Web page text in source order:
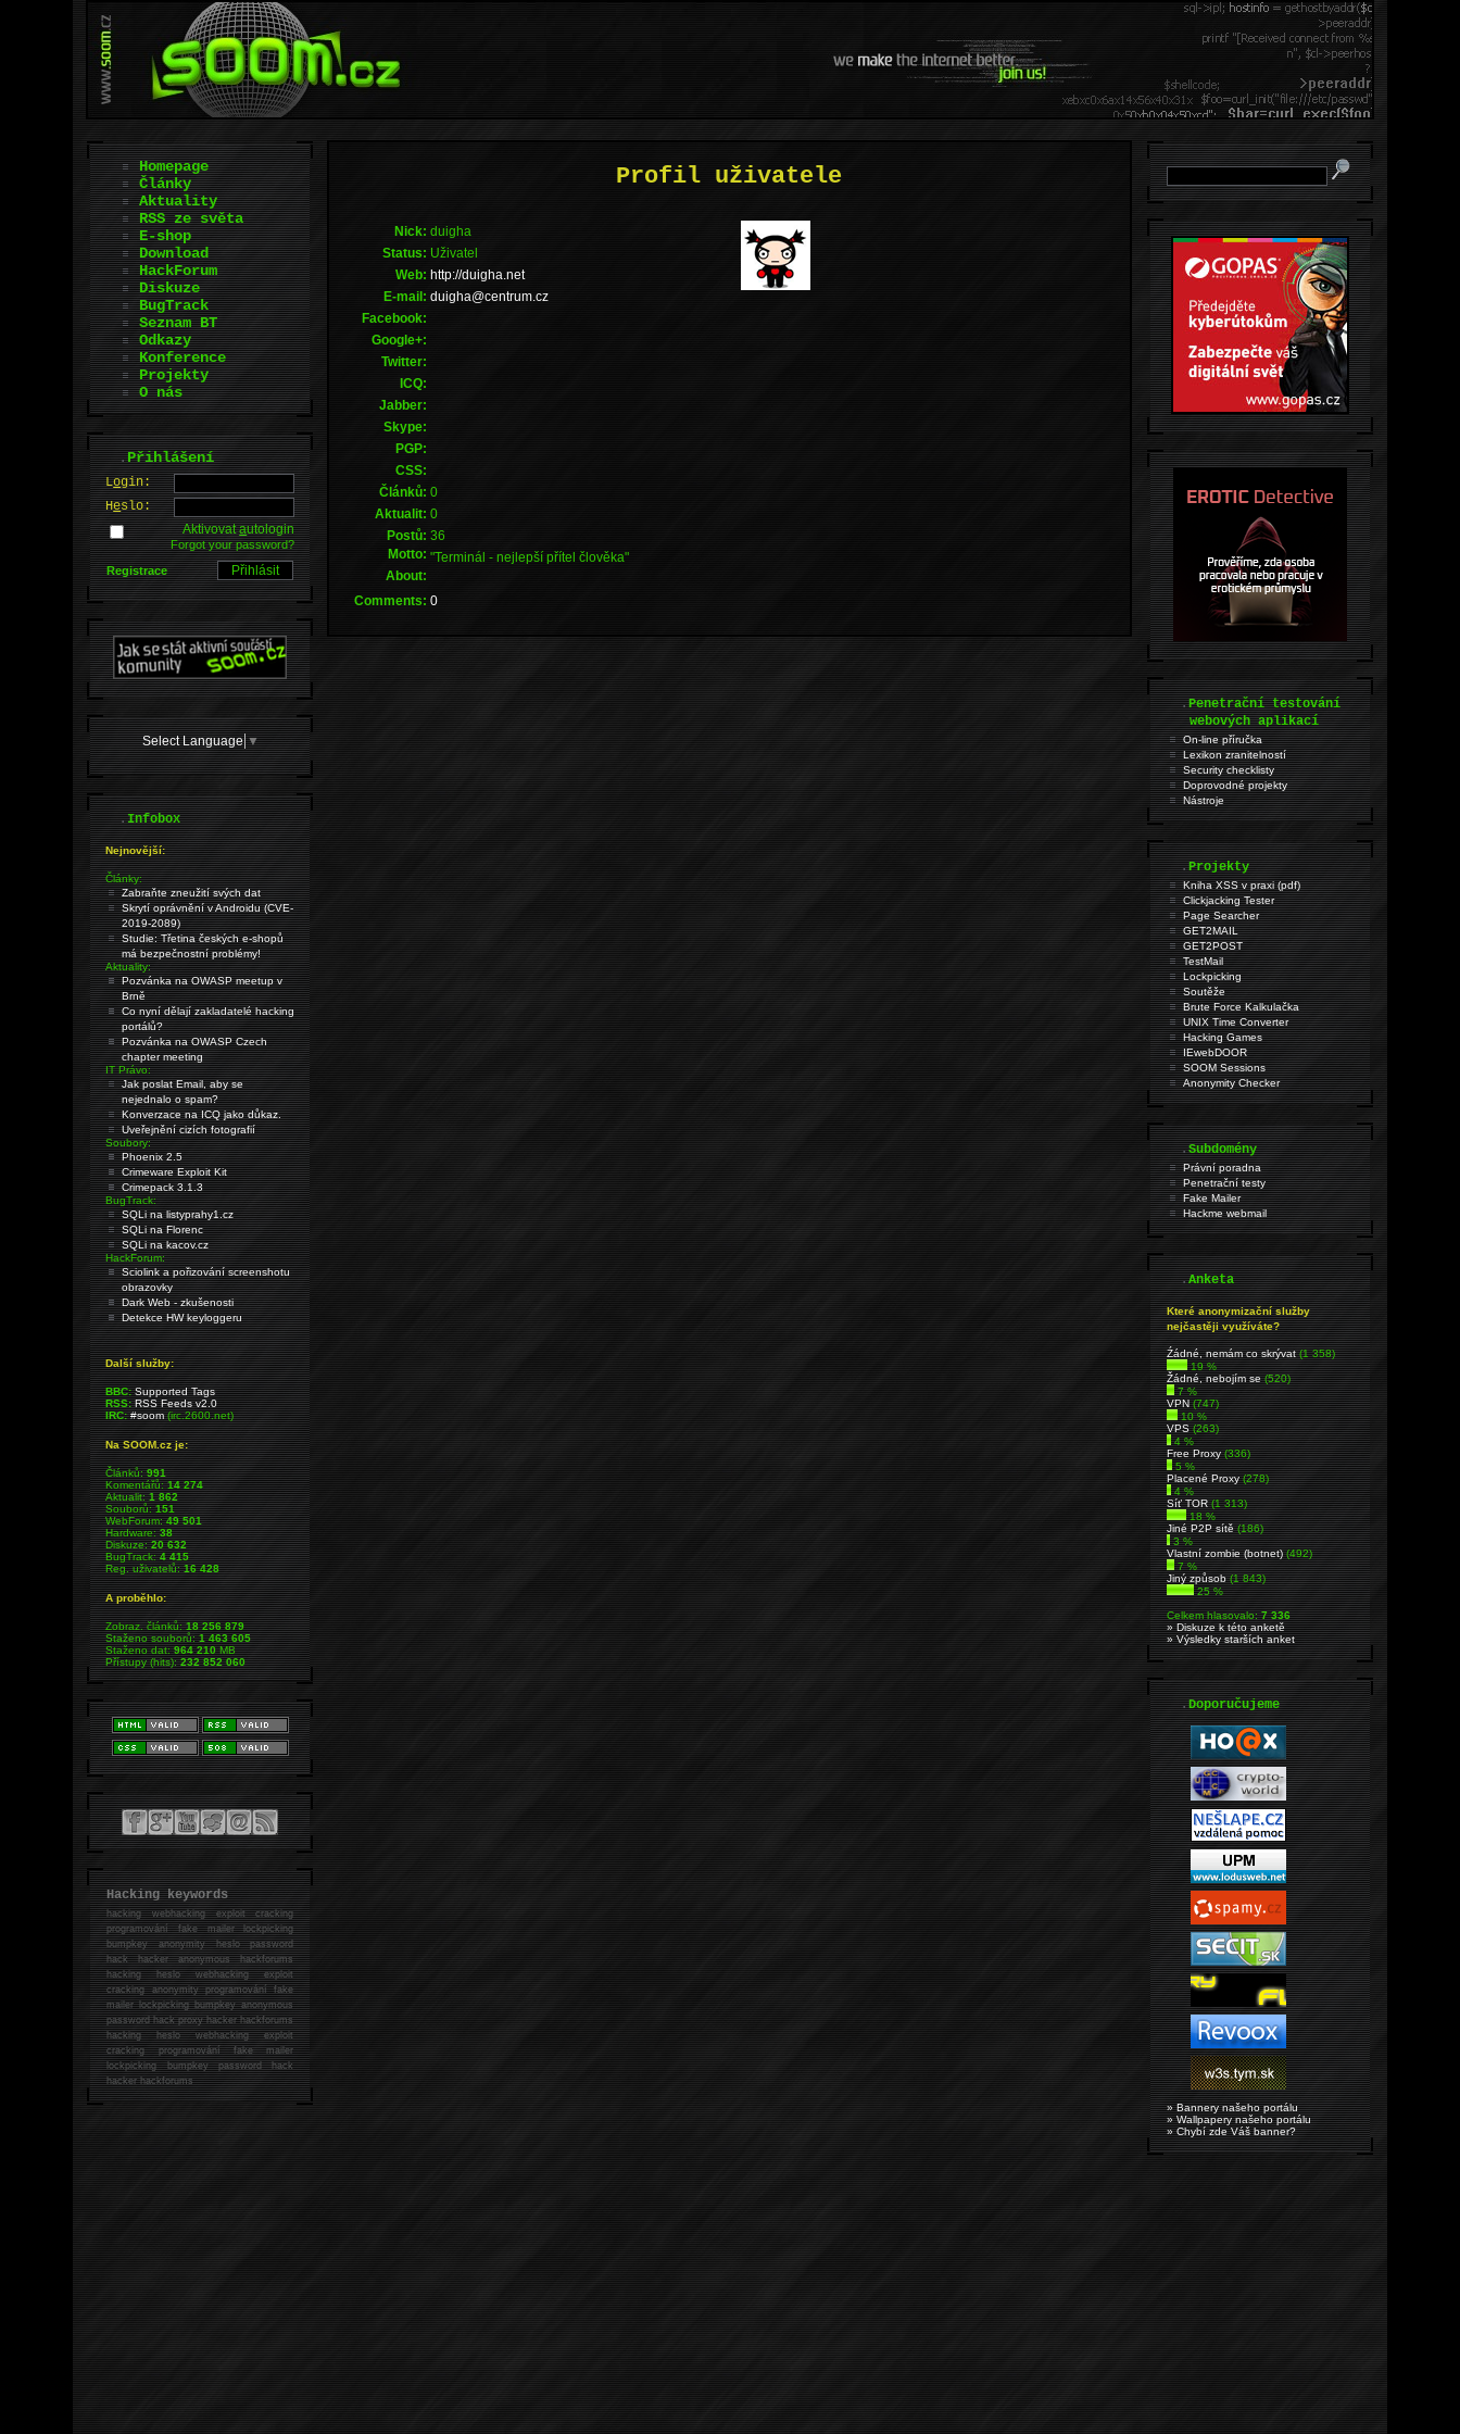
Profil uživatele
Nick:duigha
Status:Uživatel
Web: http://duigha.net
E-mail:zc.murtnec@ahgiud
Facebook:
Google+:
Twitter:
ICQ:
Jabber:
Skype:
PGP:
CSS:
Článků:0
Aktualit:0
Postů:36
Motto:"Terminál - nejlepší přítel člověka"
About:
Comments:0
Homepage
Články
Aktuality
RSS ze světa
E-shop
Download
HackForum
Diskuze
BugTrack
Seznam BT
Odkazy
Konference
Projekty
O nás
.Přihlášení
Login:
Heslo:
Aktivovatautologin
Forgot your password?
Registrace
Select Language ▼
.Infobox
Nejnovější:
Články:
Zabraňte zneužití svých dat
Skrytí oprávnění v Androidu (CVE-
2019-2089)
Studie: Třetina českých e-shopů
má bezpečnostní problémy!
Aktuality:
Pozvánka na OWASP meetup v
Brně
Co nyní dělají zakladatelé hacking
portálů?
Pozvánka na OWASP Czech
chapter meeting
IT Právo:
Jak poslat Email, aby se
nejednalo o spam?
Konverzace na ICQ jako důkaz.
Uveřejnění cizích fotografií
Soubory:
Phoenix 2.5
Crimeware Exploit Kit
Crimepack 3.1.3
BugTrack:
SQLi na listyprahy1.cz
SQLi na Florenc
SQLi na kacov.cz
HackForum:
Sciolink a pořizování screenshotu
obrazovky
Dark Web - zkušenosti
Detekce HW keyloggeru
Další služby:
BBC: Supported Tags
RSS: RSS Feeds v2.0
IRC: #soom(irc.2600.net)
Na SOOM.cz je:
Článků:991
Komentářů:14 274
Aktualit:1 862
Souborů:151
WebForum:49 501
Hardware:38
Diskuze:20 632
BugTrack:4 415
Reg. uživatelů:16 428
A proběhlo:
Zobraz. článků:18 256 879
Staženo souborů:1 463 605
Staženo dat:964 210MB
Přístupy (hits):232 852 060
Hacking keywords
hackingwebhacking exploit cracking
programování fake mailer lockpicking
bumpkey anonymity heslo password
hackhacker anonymous hackforums
hackingheslo webhacking exploit
cracking anonymity programování fake
mailer lockpicking bumpkey anonymous
password hack proxy hacker hackforums
hacking heslo webhacking exploit
cracking programování fake mailer
lockpicking bumpkey password hack
hackerhackforums
.Penetrační testování
webových aplikací
On-line příručka
Lexikon zranitelností
Security checklisty
Doprovodné projekty
Nástroje
.Projekty
Kniha XSS v praxi (pdf)
Clickjacking Tester
Page Searcher
GET2MAIL
GET2POST
TestMail
Lockpicking
Soutěže
Brute Force Kalkulačka
UNIX Time Converter
Hacking Games
IEwebDOOR
SOOM Sessions
Anonymity Checker
.Subdomény
Právní poradna
Penetrační testy
Fake Mailer
Hackme webmail
.Anketa
Které anonymizační služby
nejčastěji využíváte?
Źádné, nemám co skrývat(1 358)
19 %
Žádné, nebojím se(520)
7 %
VPN(747)
10 %
VPS(263)
4 %
Free Proxy(336)
5 %
Placené Proxy(278)
4 %
Síť TOR(1 313)
18 %
Jiné P2P sítě(186)
3 %
Vlastní zombie (botnet)(492)
7 %
Jiný způsob(1 843)
25 %
Celkem hlasovalo:7 336
» Diskuze k této anketě
» Výsledky starších anket
.Doporučujeme
» Bannery našeho portálu
» Wallpapery našeho portálu
» Chybí zde Váš banner?